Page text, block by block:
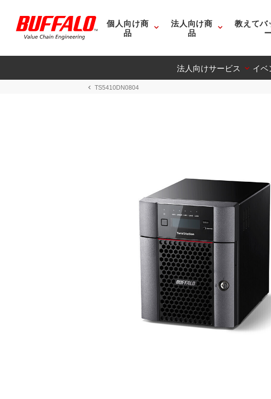
個人向け商
品
法人向け商
品
教えてバ
法人向けサービス イベ
TS5410DN0804